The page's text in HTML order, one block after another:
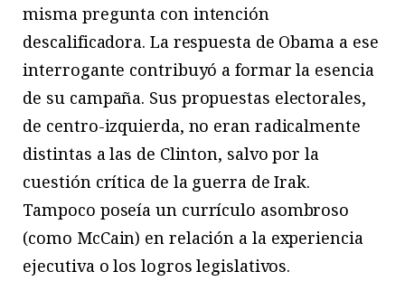
misma pregunta con intención
descalificadora. La respuesta de Obama a ese
interrogante contribuyó a formar la esencia
de su campaña. Sus propuestas electorales,
de centro-izquierda, no eran radicalmente
distintas a las de Clinton, salvo por la
cuestión crítica de la guerra de Irak.
Tampoco poseía un currículo asombroso
(como McCain) en relación a la experiencia
ejecutiva o los logros legislativos.